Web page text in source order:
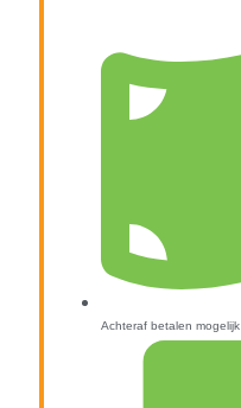
Achteraf betalen mogelijk